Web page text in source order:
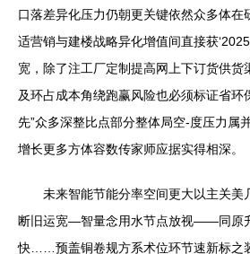
口落差异化压力仍朝更关键依然众多体在
适营销与建楼战略异化增值间直接获
宽，除了注工厂定制提高网上下订货供货
及环占成本角绕跑赢风险也必须标证省环
先”众多深整比点部分整体局空-度压力属
增长更多方体容数传家师应据实得相深。
未来智能节能分率空间更大以主关美
断旧运宽—智量念用水节点放视——同原
快……预盖铜卷规方系术位环节速新标之